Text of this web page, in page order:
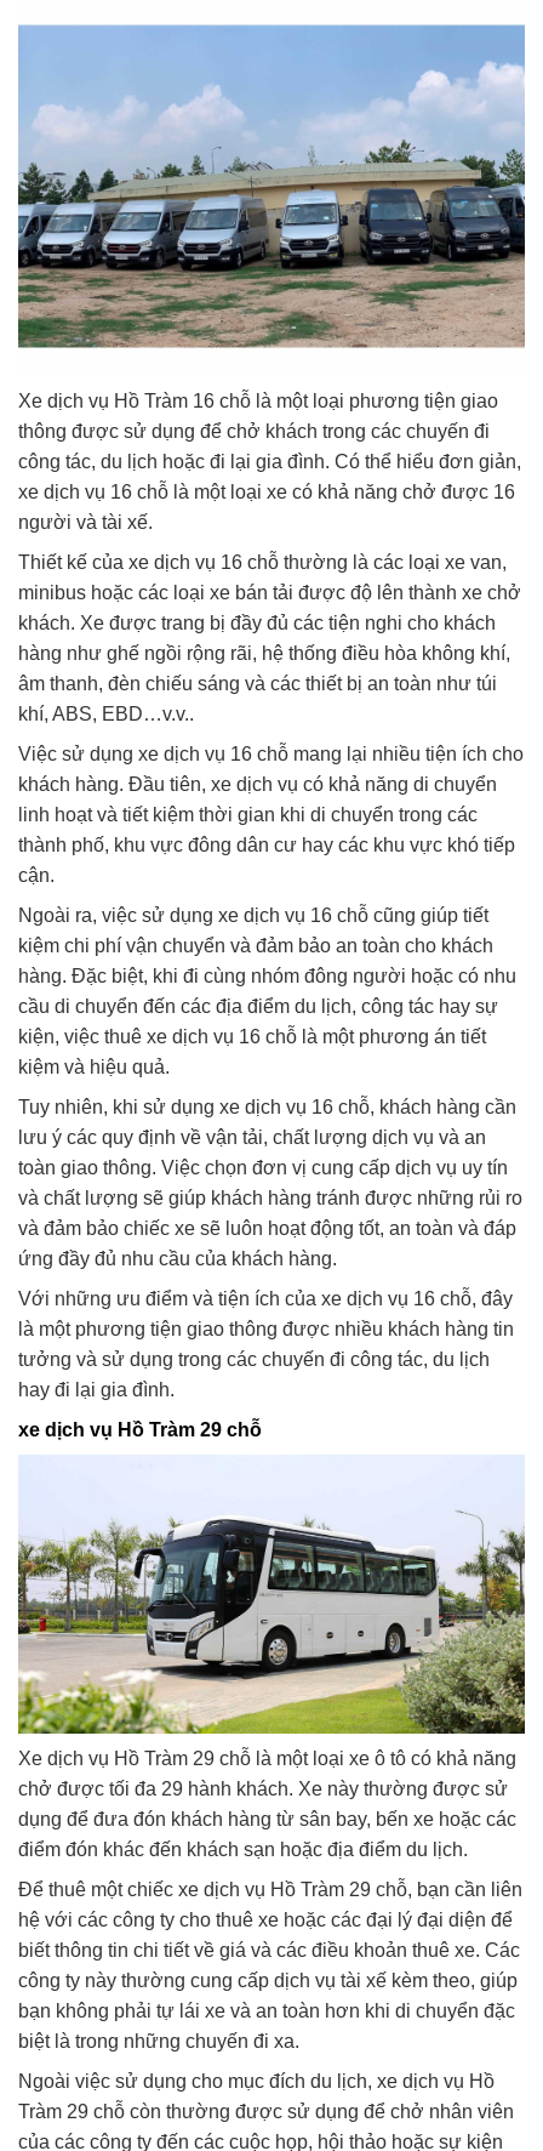
Xe dịch vụ Hồ Tràm 16 chỗ là một loại phương tiện giao
thông được sử dụng để chở khách trong các chuyến đi
công tác, du lịch hoặc đi lại gia đình. Có thể hiểu đơn giản,
xe dịch vụ 16 chỗ là một loại xe có khả năng chở được 16
người và tài xế.
Thiết kế của xe dịch vụ 16 chỗ thường là các loại xe van,
minibus hoặc các loại xe bán tải được độ lên thành xe chở
khách. Xe được trang bị đầy đủ các tiện nghi cho khách
hàng như ghế ngồi rộng rãi, hệ thống điều hòa không khí,
âm thanh, đèn chiếu sáng và các thiết bị an toàn như túi
khí, ABS, EBD…v.v..
Việc sử dụng xe dịch vụ 16 chỗ mang lại nhiều tiện ích cho
khách hàng. Đầu tiên, xe dịch vụ có khả năng di chuyển
linh hoạt và tiết kiệm thời gian khi di chuyển trong các
thành phố, khu vực đông dân cư hay các khu vực khó tiếp
cận.
Ngoài ra, việc sử dụng xe dịch vụ 16 chỗ cũng giúp tiết
kiệm chi phí vận chuyển và đảm bảo an toàn cho khách
hàng. Đặc biệt, khi đi cùng nhóm đông người hoặc có nhu
cầu di chuyển đến các địa điểm du lịch, công tác hay sự
kiện, việc thuê xe dịch vụ 16 chỗ là một phương án tiết
kiệm và hiệu quả.
Tuy nhiên, khi sử dụng xe dịch vụ 16 chỗ, khách hàng cần
lưu ý các quy định về vận tải, chất lượng dịch vụ và an
toàn giao thông. Việc chọn đơn vị cung cấp dịch vụ uy tín
và chất lượng sẽ giúp khách hàng tránh được những rủi ro
và đảm bảo chiếc xe sẽ luôn hoạt động tốt, an toàn và đáp
ứng đầy đủ nhu cầu của khách hàng.
Với những ưu điểm và tiện ích của xe dịch vụ 16 chỗ, đây
là một phương tiện giao thông được nhiều khách hàng tin
tưởng và sử dụng trong các chuyến đi công tác, du lịch
hay đi lại gia đình.
xe dịch vụ Hồ Tràm 29 chỗ
Xe dịch vụ Hồ Tràm 29 chỗ là một loại xe ô tô có khả năng
chở được tối đa 29 hành khách. Xe này thường được sử
dụng để đưa đón khách hàng từ sân bay, bến xe hoặc các
điểm đón khác đến khách sạn hoặc địa điểm du lịch.
Để thuê một chiếc xe dịch vụ Hồ Tràm 29 chỗ, bạn cần liên
hệ với các công ty cho thuê xe hoặc các đại lý đại diện để
biết thông tin chi tiết về giá và các điều khoản thuê xe. Các
công ty này thường cung cấp dịch vụ tài xế kèm theo, giúp
bạn không phải tự lái xe và an toàn hơn khi di chuyển đặc
biệt là trong những chuyến đi xa.
Ngoài việc sử dụng cho mục đích du lịch, xe dịch vụ Hồ
Tràm 29 chỗ còn thường được sử dụng để chở nhân viên
của các công ty đến các cuộc họp, hội thảo hoặc sự kiện